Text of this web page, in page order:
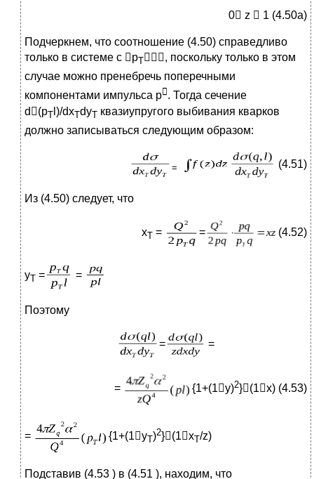
0 z  1 (4.50a)
Подчеркнем, что соотношение (4.50) справедливо
только в системе с рТ, поскольку только в этом
случае можно пренебречь поперечными
компонентами импульса р . Тогда сечение
d(pT l)/dxTdyT квазиупругого выбивания кварков
должно записываться следующим образом:
= (4.51)
Из (4.50) следует, что
xT = = (4.52)
yT = =
Поэтому
= =
= {1+(1y)2}(1x) (4.53)
= {1+(1yT)2}(1xT/z)
Подставив (4.53 ) в (4.51 ), находим, что